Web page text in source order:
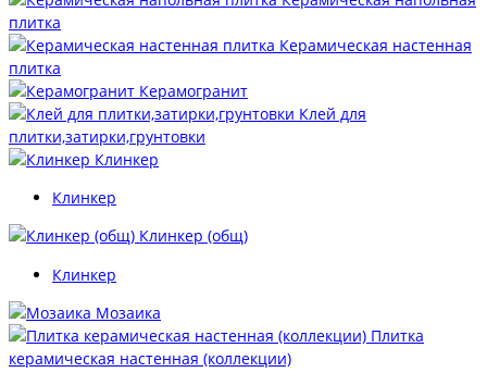
плитка
Керамическая настенная
плитка
Керамогранит
Клей для
плитки,затирки,грунтовки
Клинкер
Клинкер
Клинкер (общ)
Клинкер
Мозаика
Плитка
керамическая настенная (коллекции)